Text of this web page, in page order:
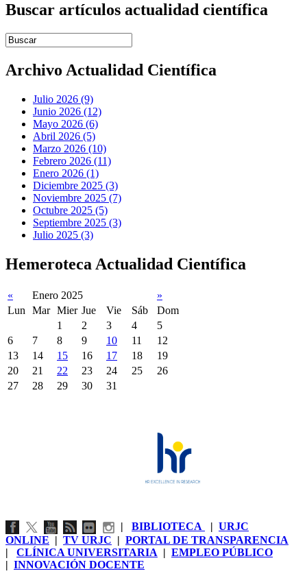
Buscar artículos actualidad científica
Introduce términos de búsqueda
Archivo Actualidad Científica
Julio 2026 (9)
Junio 2026 (12)
Mayo 2026 (6)
Abril 2026 (5)
Marzo 2026 (10)
Febrero 2026 (11)
Enero 2026 (1)
Diciembre 2025 (3)
Noviembre 2025 (7)
Octubre 2025 (5)
Septiembre 2025 (3)
Julio 2025 (3)
Hemeroteca Actualidad Científica
« Enero 2025
»
Lun
Mar Mier Jue Vie Sáb
Dom
1
2 3 4
5
6
7 8 9 10 11
12
13
14 15 16 17 18
19
20
21 22 23 24 25
26
27
28 29 30 31
| BIBLIOTECA | URJC
ONLINE | TV URJC | PORTAL DE TRANSPARENCIA
| CLÍNICA UNIVERSITARIA | EMPLEO PÚBLICO
| INNOVACIÓN DOCENTE